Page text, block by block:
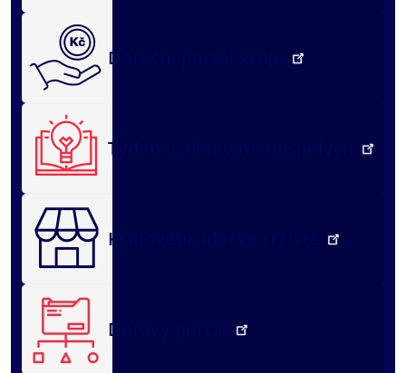
Dotační portál kraje
Týden vzdělávání dospělých
Královéhradecké tržiště
Datový portál